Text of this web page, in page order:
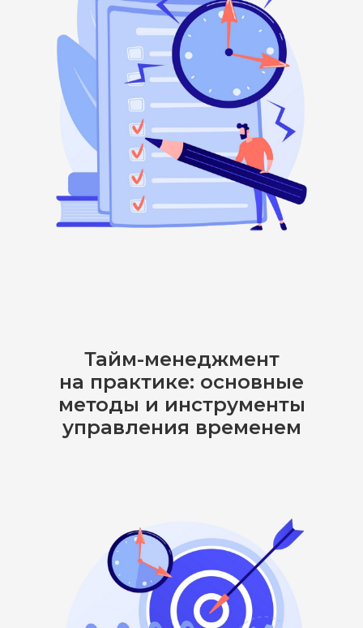
Тайм-менеджмент
на практике: основные
методы и инструменты
управления временем